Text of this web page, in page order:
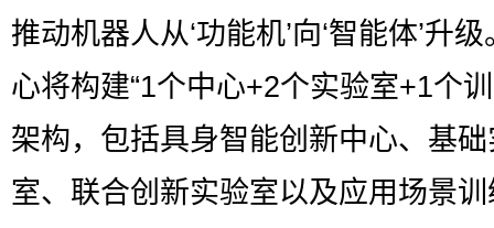
推动机器人从‘功能机’向‘智能体’升级
心将构建“1个中心+2个实验室+1个
架构，包括具身智能创新中心、基
室、联合创新实验室以及应用场景